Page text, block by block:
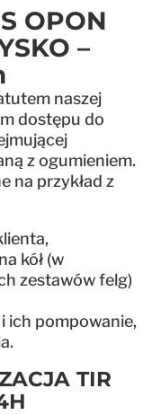
OPON
–
naszej
dostępu do
z ogumieniem.
na przykład z
kół (w
zestawów felg)
ich pompowanie,
TIR